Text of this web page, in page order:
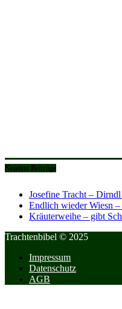
Neueste Beiträge
Josefine Tracht –
Endlich wieder Wiesn
Kräuterweihe – gibt
Trachtenbibel © 2025
Impressum
Datenschutz
AGB